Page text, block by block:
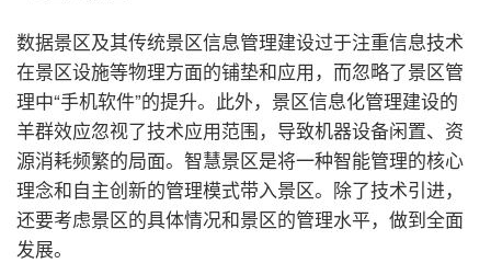
数据景区及其传统景区信息管理建设过于注重信息技术
在景区设施等物理方面的铺垫和应用，而忽略了景区管
理中“手机软件”的提升。此外，景区信息化管理建设的
羊群效应忽视了技术应用范围，导致机器设备闲置、资
源消耗频繁的局面。智慧景区是将一种智能管理的核心
理念和自主创新的管理模式带入景区。除了技术引进，
还要考虑景区的具体情况和景区的管理水平，做到全面
发展。